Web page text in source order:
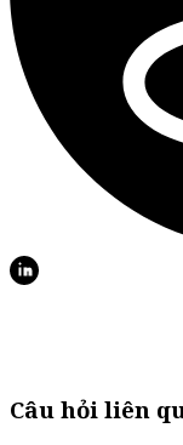
Câu hỏi liên